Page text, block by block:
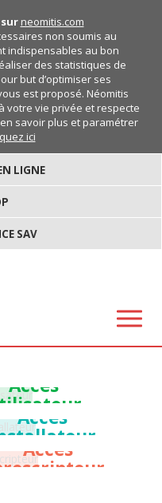
neomitis.com
non soumis au
indispensables au bon
des statistiques de
but d’optimiser ses
est proposé. Néomitis
votre vie privée et respecte
savoir plus et paramétrer
ici
LIGNE
SAV
Accès
Accès
Accès